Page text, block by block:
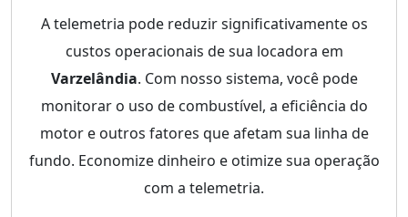
A telemetria pode reduzir significativamente os
custos operacionais de sua locadora em
Varzelândia. Com nosso sistema, você pode
monitorar o uso de combustível, a eficiência do
motor e outros fatores que afetam sua linha de
fundo. Economize dinheiro e otimize sua operação
com a telemetria.